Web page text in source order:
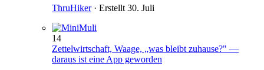
ThruHiker· Erstellt 30. Juli
14
Zettelwirtschaft, Waage, „was bleibt zuhause?" —
daraus ist eine App geworden